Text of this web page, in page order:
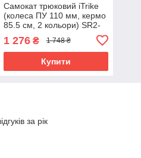
Самокат трюковий iTrike
(колеса ПУ 110 мм, кермо
85.5 см, 2 кольори) SR2-
1 276₴ 1 748 ₴
Купити
за рік